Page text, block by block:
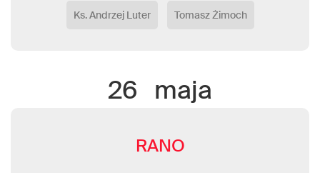
Ks. Andrzej Luter Tomasz Żimoch
26 maja
RANO